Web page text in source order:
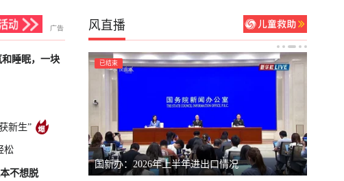
睡眠，一块
新生”
松
不想脱
风直播
已结束
国新办：2026年上半年进出口情况